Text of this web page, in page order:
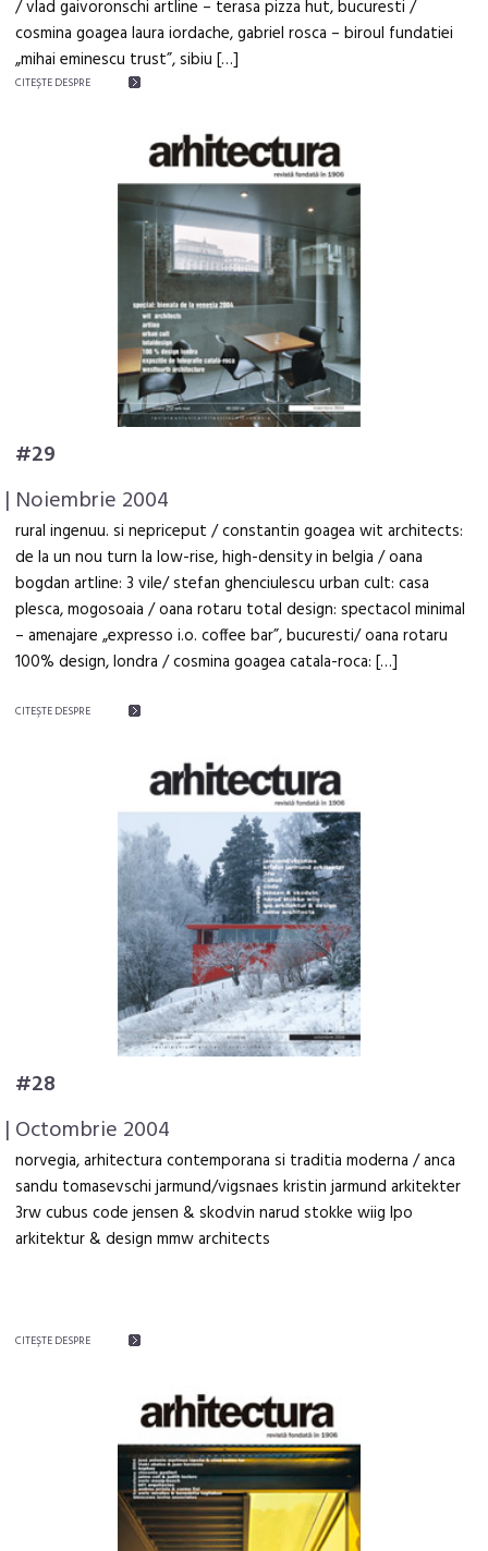
/ vlad gaivoronschi artline – terasa pizza hut, bucuresti /
cosmina goagea laura iordache, gabriel rosca – biroul fundatiei
„mihai eminescu trust”, sibiu […]
CITEŞTE DESPRE
#29
| Noiembrie 2004
rural ingenuu. si nepriceput / constantin goagea wit architects:
de la un nou turn la low-rise, high-density in belgia / oana
bogdan artline: 3 vile/ stefan ghenciulescu urban cult: casa
plesca, mogosoaia / oana rotaru total design: spectacol minimal
– amenajare „expresso i.o. coffee bar”, bucuresti/ oana rotaru
100% design, londra / cosmina goagea catala-roca: […]
CITEŞTE DESPRE
#28
| Octombrie 2004
norvegia, arhitectura contemporana si traditia moderna / anca
sandu tomasevschi jarmund/vigsnaes kristin jarmund arkitekter
3rw cubus code jensen & skodvin narud stokke wiig lpo
arkitektur & design mmw architects
CITEŞTE DESPRE